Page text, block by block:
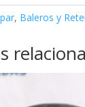
, Baleros y